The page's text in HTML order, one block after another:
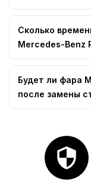
Сколько
Mercedes-Benz
Будет ли фара
после замены
security